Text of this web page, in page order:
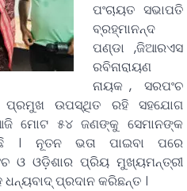
ପଂଚାୟତ ସଭାପତି
ବ୍ରହ୍ମାନନ୍ଦ
ପଣ୍ଡା ,ଜିଆରଏସ
ରବିନାରାୟଣ
ନାୟକ , ସରପଂଚ
ପ୍ରମୁଖ ଉପସ୍ଥିତ ରହି ସହଯୋଗ
ମୋଟ ୫୪ ଜଣଙ୍କୁ ସେମାନଙ୍କ
। ନୂତନ ଭତା ପାଇବା ପରେ
ଓ ଓଡ଼ିଶାର ପ୍ରିୟ ମୁଖ୍ୟମନ୍ତ୍ରୀ
ଧନ୍ୟବାଦ୍ ପ୍ରଦାନ କରିଛନ୍ତ ।